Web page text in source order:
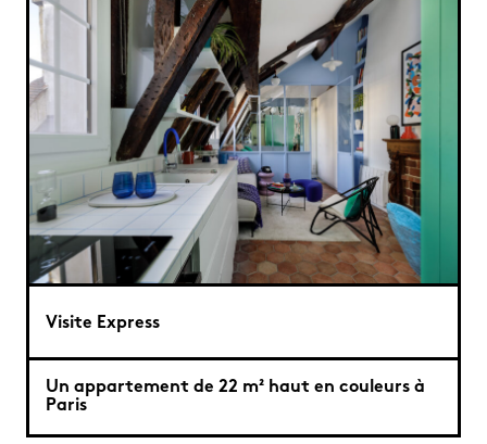
Visite Express
Un appartement de 22 m² haut en couleurs à
Paris